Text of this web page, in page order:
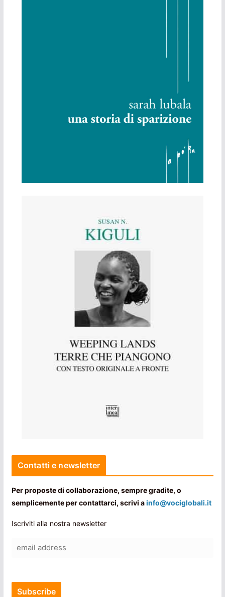
Contatti e newsletter
Per proposte di collaborazione, sempre gradite, o
semplicemente per contattarci, scrivi ainfo@vociglobali.it
Iscriviti alla nostra newsletter